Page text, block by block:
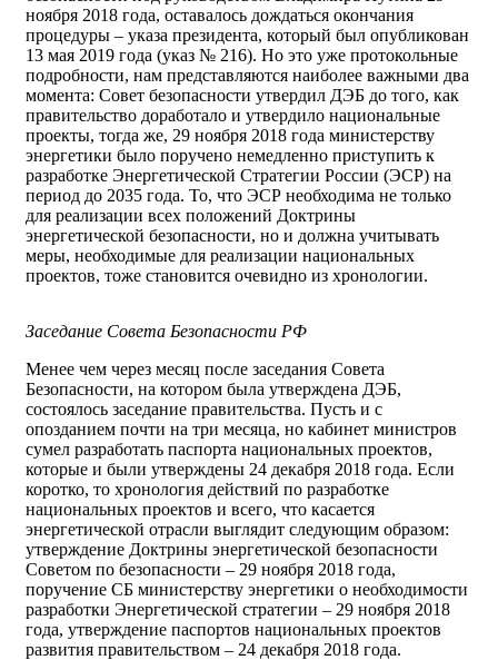
ноября 2018 года, оставалось дождаться окончания
процедуры – указа президента, который был опубликован
13 мая 2019 года (указ № 216). Но это уже протокольные
подробности, нам представляются наиболее важными два
момента: Совет безопасности утвердил ДЭБ до того, как
правительство доработало и утвердило национальные
проекты, тогда же, 29 ноября 2018 года министерству
энергетики было поручено немедленно приступить к
разработке Энергетической Стратегии России (ЭСР) на
период до 2035 года. То, что ЭСР необходима не только
для реализации всех положений Доктрины
энергетической безопасности, но и должна учитывать
меры, необходимые для реализации национальных
проектов, тоже становится очевидно из хронологии.
Заседание Совета Безопасности РФ
Менее чем через месяц после заседания Совета
Безопасности, на котором была утверждена ДЭБ,
состоялось заседание правительства. Пусть и с
опозданием почти на три месяца, но кабинет министров
сумел разработать паспорта национальных проектов,
которые и были утверждены 24 декабря 2018 года. Если
коротко, то хронология действий по разработке
национальных проектов и всего, что касается
энергетической отрасли выглядит следующим образом:
утверждение Доктрины энергетической безопасности
Советом по безопасности – 29 ноября 2018 года,
поручение СБ министерству энергетики о необходимости
разработки Энергетической стратегии – 29 ноября 2018
года, утверждение паспортов национальных проектов
развития правительством – 24 декабря 2018 года.